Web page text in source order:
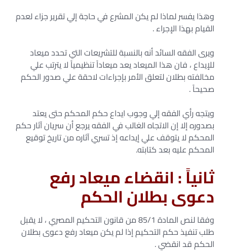
وهذا يفسر لماذا لم يكن المشرع في حاجة إلي تقرير جزاء لعدم
القيام بهذا الإجراء .
ويرى الفقه السائد أنه بالنسبة للتشريعات التي تحدد ميعاد
للإيداع ، فان هذا الميعاد يعد ميعاداً تنظيمياً لا يترتب علي
مخالفته بطلان لتعلق الأمر بإجراءات لاحقة علي صدور الحكم
صحيحاً .
ويتجه رأي الفقه إلي وجوب ايداع حكم المحكم حتى يعتد
بصدوره إلا إن الاتجاه الغالب في الفقه يرجع أن سريان آثار حكم
المحكم لا يتوقف علي إيداعه إذ تسري آثاره من تاريخ توقيع
المحكم عليه بعد كتابته.
ثانياً : انقضاء ميعاد رفع
دعوى بطلان الحكم
وفقا لنص المادة 85/1 من قانون التحكيم المصري ، لا يقبل
طلب تنفيذ حكم التحكيم إذا لم يكن ميعاد رفع دعوى بطلان
الحكم قد انقضي .